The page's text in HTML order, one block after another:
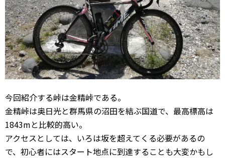
今回紹介する峠は金精峠である。
金精峠は奥日光と群馬県の沼田を結ぶ国道で、最高標高は
1843mと比較的高い。
アクセスとしては、いろは坂を超えてくる必要があるの
で、初心者にはスタート地点に到達することも大変かもし